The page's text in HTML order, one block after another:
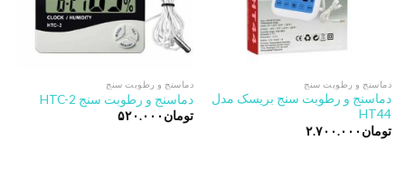
دماسنج و رطوبت سنج
دماسنج و رطوبت سنج بریسک مدل
HT44
تومان ۲.۷۰۰.۰۰۰
دماسنج و رطوبت سنج
دماسنج و رطوبت سنج HTC-2
تومان ۵۲۰.۰۰۰